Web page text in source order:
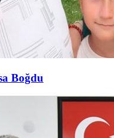
Boğdu